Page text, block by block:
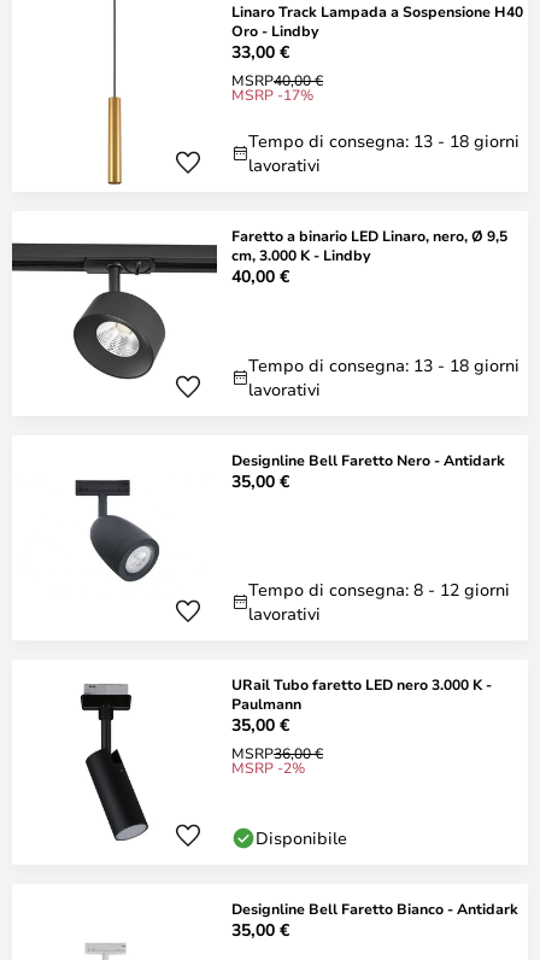
Linaro Track Lampada a Sospensione H40
Oro - Lindby
33,00 €
MSRP40,00 €
MSRP -17%
Tempo di consegna: 13 - 18 giorni
lavorativi
Faretto a binario LED Linaro, nero, Ø 9,5
cm, 3.000 K - Lindby
40,00 €
Tempo di consegna: 13 - 18 giorni
lavorativi
Designline Bell Faretto Nero - Antidark
35,00 €
Tempo di consegna: 8 - 12 giorni
lavorativi
URail Tubo faretto LED nero 3.000 K -
Paulmann
35,00 €
MSRP36,00 €
MSRP -2%
Disponibile
Designline Bell Faretto Bianco - Antidark
35,00 €